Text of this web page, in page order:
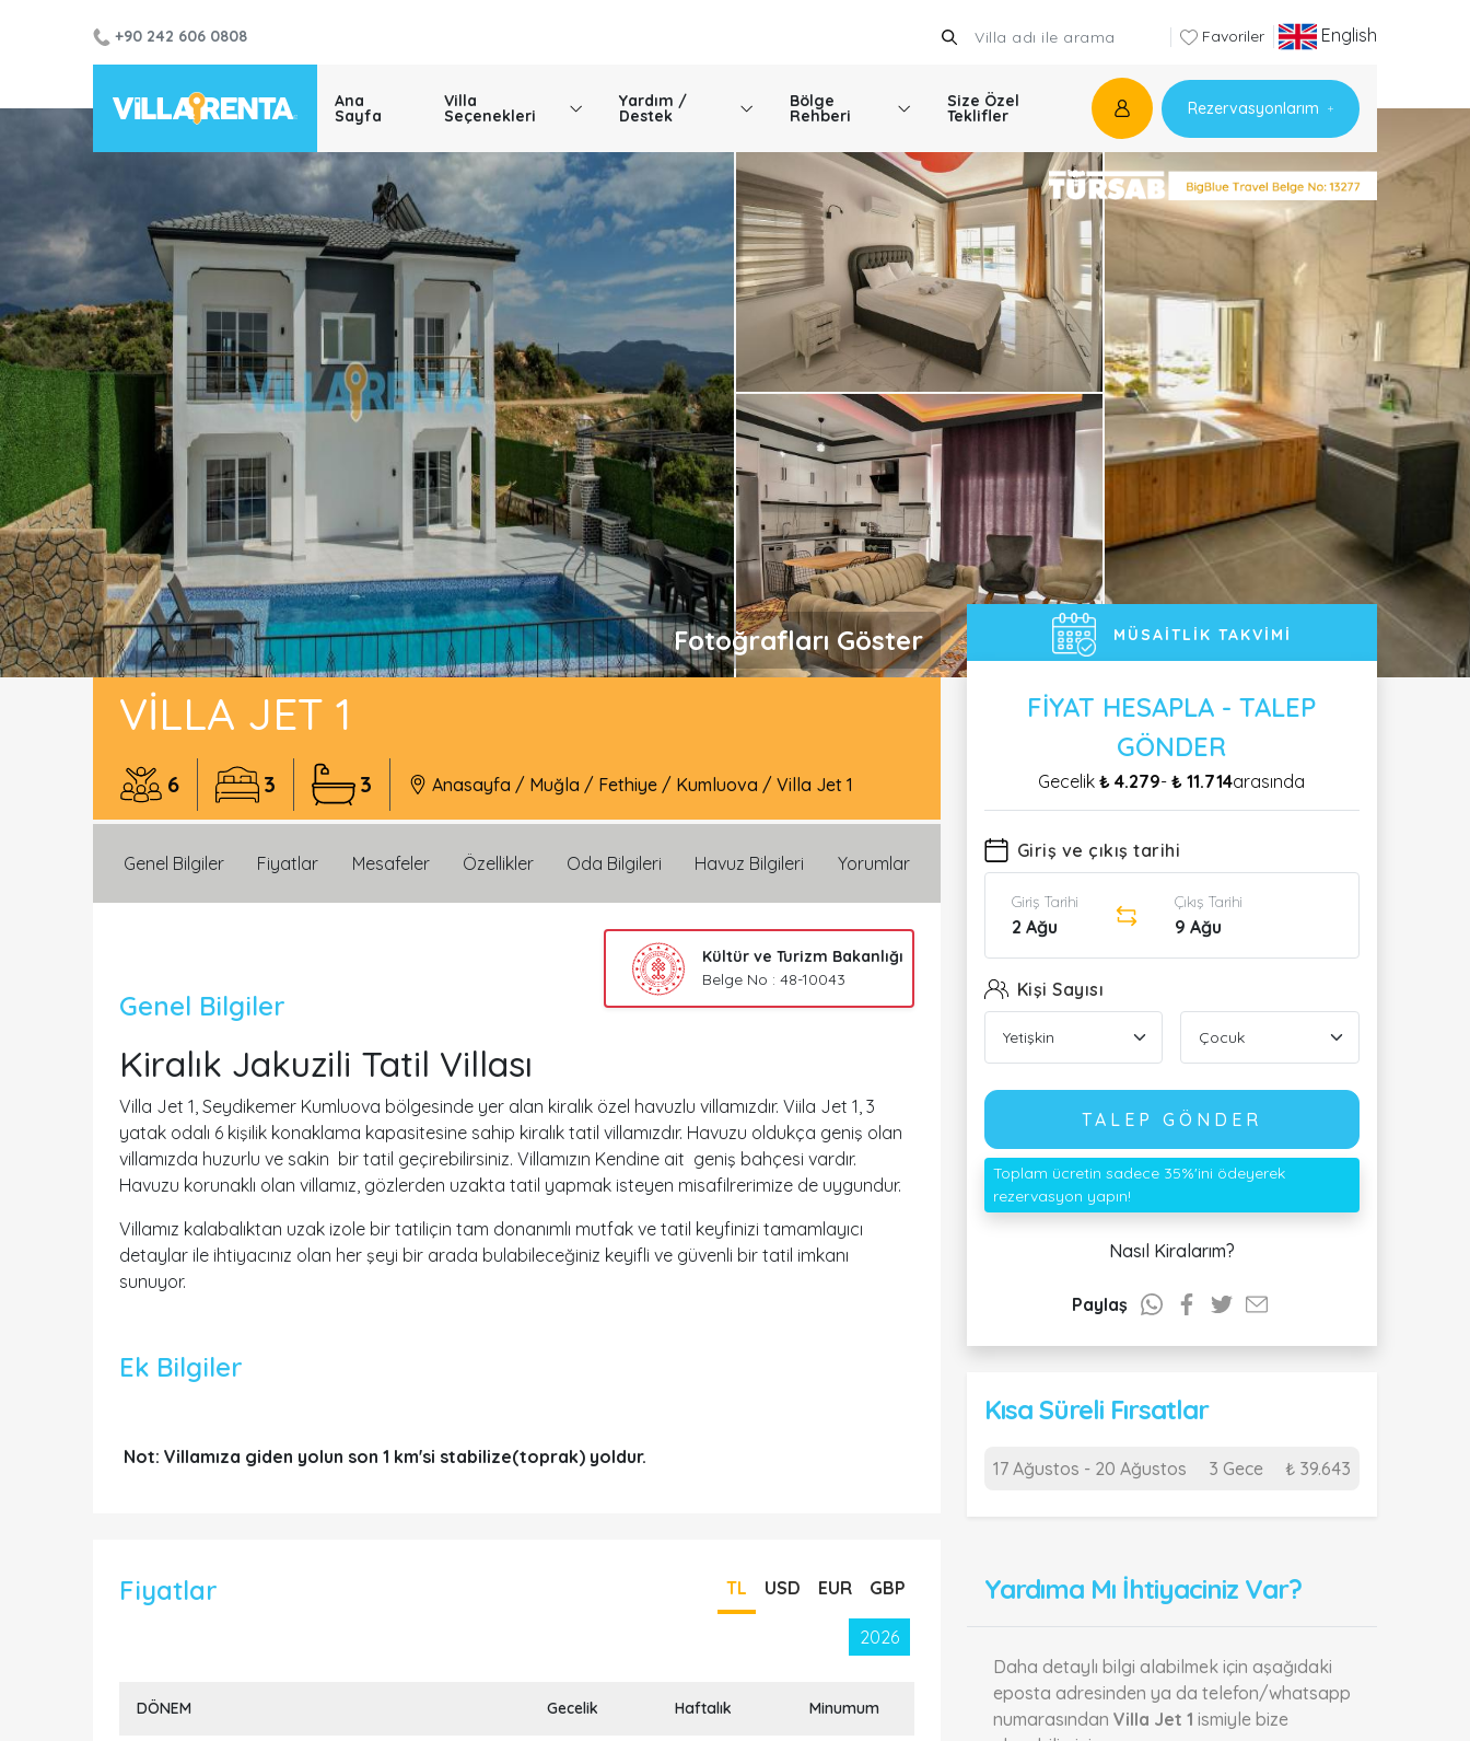
+90 242 606 0808 Favoriler English
Ana
Sayfa
Villa
Seçenekleri
Yardım /
Destek
Bölge
Rehberi
Size Özel
Teklifler Rezervasyonlarım
Fotoğrafları Göster
VILLA JET 1
6 3 3 Anasayfa / Muğla / Fethiye / Kumluova / Villa Jet 1
Genel Bilgiler Fiyatlar Mesafeler Özellikler Oda Bilgileri Havuz Bilgileri Yorumlar
Genel Bilgiler
Kültür ve Turizm Bakanlığı
Belge No : 48-10043
Kiralık Jakuzili Tatil Villası
Villa Jet 1, Seydikemer Kumluova bölgesinde yer alan kiralık özel havuzlu villamızdır. Viila Jet 1, 3
yatak odalı 6 kişilik konaklama kapasitesine sahip kiralık tatil villamızdır. Havuzu oldukça geniş olan
villamızda huzurlu ve sakin bir tatil geçirebilirsiniz. Villamızın Kendine ait geniş bahçesi vardır.
Havuzu korunaklı olan villamız, gözlerden uzakta tatil yapmak isteyen misafilrerimize de uygundur.
Villamız kalabalıktan uzak izole bir tatiliçin tam donanımlı mutfak ve tatil keyfinizi tamamlayıcı
detaylar ile ihtiyacınız olan her şeyi bir arada bulabileceğiniz keyifli ve güvenli bir tatil imkanı
sunuyor.
Ek Bilgiler
Not: Villamıza giden yolun son 1 km'si stabilize(toprak) yoldur.
Fiyatlar TL USD EUR GBP
2026
DÖNEM Gecelik Haftalık Minumum
MÜSAITLIK TAKVIMI
FIYAT HESAPLA - TALEP
GÖNDER
Gecelik₺ 4.279-₺ 11.714arasında
Giriş ve çıkış tarihi
Giriş Tarihi
2 Ağu
Çıkış Tarihi
9 Ağu
Kişi Sayısı
TALEP GÖNDER
Toplam ücretin sadece 35%'ini ödeyerek
rezervasyon yapın!
Nasıl Kiralarım?
Paylaş
Kısa Süreli Fırsatlar
17 Ağustos - 20 Ağustos 3 Gece ₺ 39.643
Yardıma Mı İhtiyaciniz Var?
Daha detaylı bilgi alabilmek için aşağıdaki
eposta adresinden ya da telefon/whatsapp
numarasından Villa Jet 1 ismiyle bize